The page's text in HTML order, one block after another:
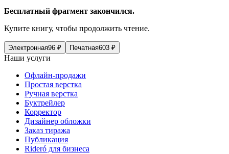
Бесплатный фрагмент закончился.
Купите книгу, чтобы продолжить чтение.
Электронная96 ₽ Печатная603 ₽
Наши услуги
Офлайн-продажи
Простая верстка
Ручная верстка
Буктрейлер
Корректор
Дизайнер обложки
Заказ тиража
Публикация
Rideró для бизнеса